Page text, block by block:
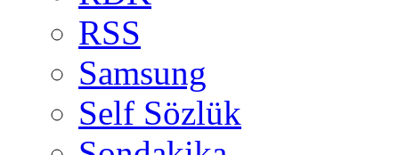
RSS
Samsung
Self Sözlük